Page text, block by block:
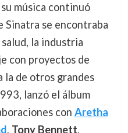
música continuó
Sinatra se encontraba
la industria
con proyectos de
la de otros grandes
lanzó el álbum
con Aretha
, Tony Bennett,